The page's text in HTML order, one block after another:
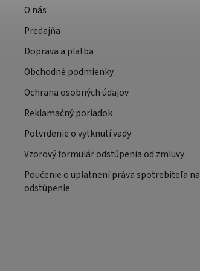
O nás
Predajňa
Doprava a platba
Obchodné podmienky
Ochrana osobných údajov
Reklamačný poriadok
Potvrdenie o vytknutí vady
Vzorový formulár odstúpenia od zmluvy
Poučenie o uplatnení práva spotrebiteľa na
odstúpenie